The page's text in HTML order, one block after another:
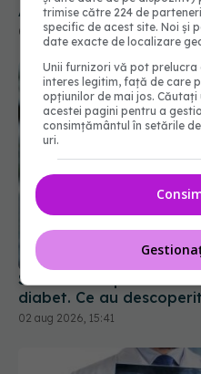
Alzheimer ar putea
03 aug 2026, 20:08
Semnul care poate
diabet. Ce au
02 aug 2026, 15:41
trimise către 224 de
specific de acest site. Noi și
date exacte de localizare
Unii furnizori vă pot
interes legitim, față de care
opțiunilor de mai jos. Căutați
acestei pagini pentru a
consimțământul în setările
uri.